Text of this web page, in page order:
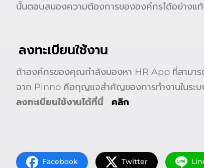
นั้นตอบสนองความต้องการขององค์กรได้อย่างแ
ลงทะเบียนใช้งาน
ถ้าองค์กรของคุณกำลังมองหา HR App ที่สามาร
จาก Pinno คือกุญแจสำคัญของการทำงานในระ
ลงทะเบียนใช้งานได้ที่นี่
คลิก
Facebook Twitter